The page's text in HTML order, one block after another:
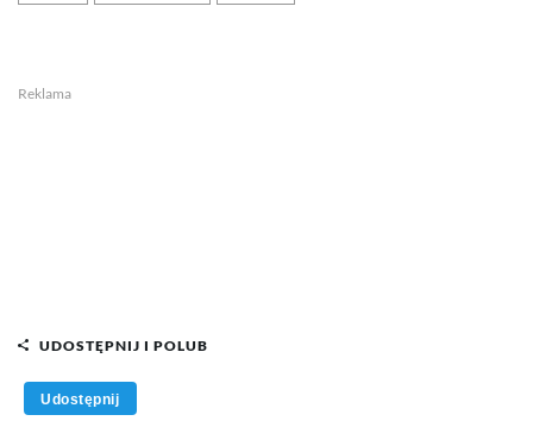
Reklama
UDOSTĘPNIJ I POLUB
Udostępnij